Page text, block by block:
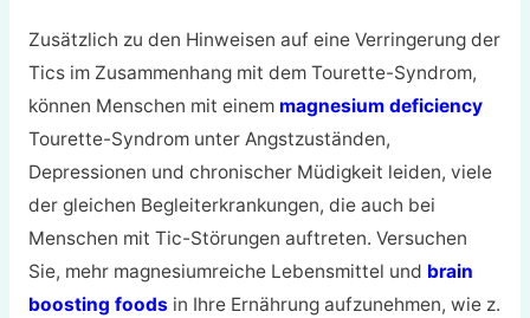
Zusätzlich zu den Hinweisen auf eine Verringerung der
Tics im Zusammenhang mit dem Tourette-Syndrom,
können Menschen mit einem magnesium deficiency
Tourette-Syndrom unter Angstzuständen,
Depressionen und chronischer Müdigkeit leiden, viele
der gleichen Begleiterkrankungen, die auch bei
Menschen mit Tic-Störungen auftreten. Versuchen
Sie, mehr magnesiumreiche Lebensmittel und brain
boosting foods in Ihre Ernährung aufzunehmen, wie z.